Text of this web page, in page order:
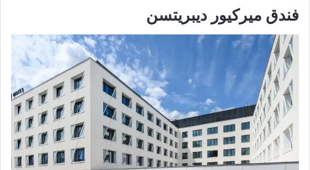
فندق ميركيور ديبريتسن